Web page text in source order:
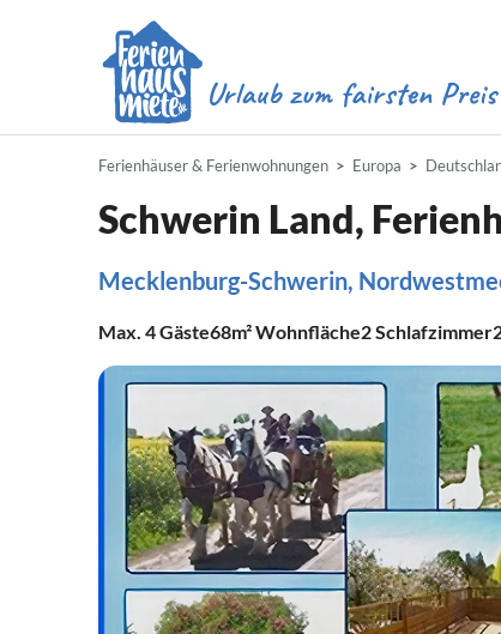
Ferienhäuser & Ferienwohnungen Europa
Schwerin Land,
Mecklenburg-Schwerin,
Max. 4Gäste68m²Wohnfläche2Schlafzimmer